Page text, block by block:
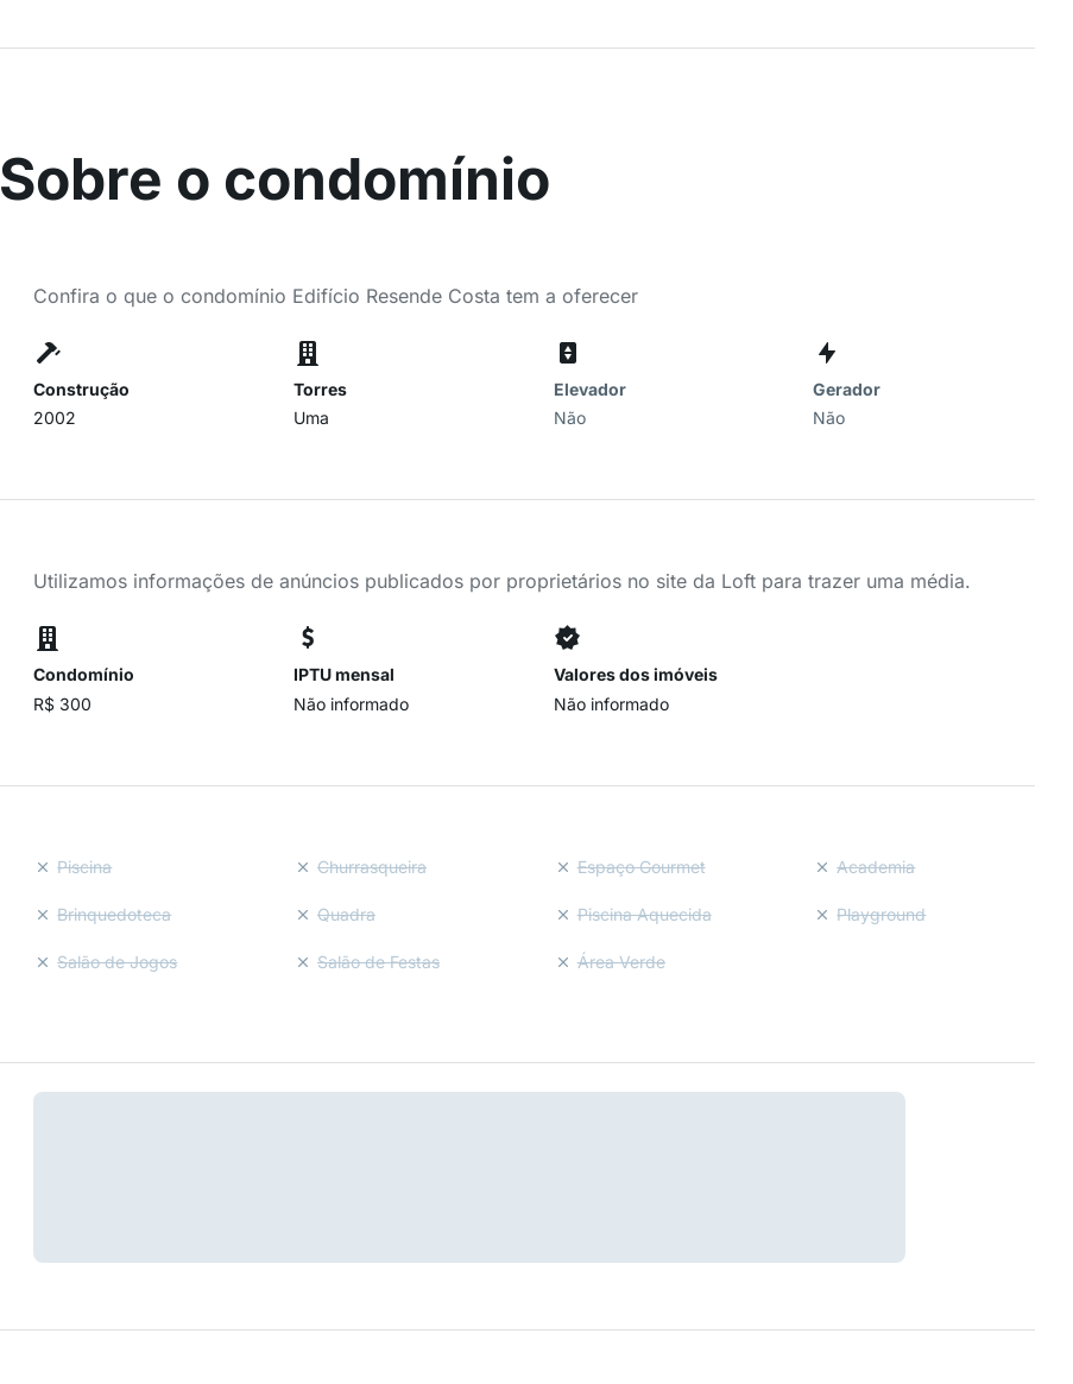
Sobre o condomínio
Confira o que o condomínio Edifício Resende Costa tem a oferecer
Construção
2002
Torres
Uma
Elevador
Não
Gerador
Não
Utilizamos informações de anúncios publicados por proprietários no site da Loft para trazer uma média.
Condomínio
R$ 300
IPTU mensal
Não informado
Valores dos imóveis
Não informado
Piscina Churrasqueira Espaço Gourmet Academia
Brinquedoteca Quadra Piscina Aquecida Playground
Salão de Jogos Salão de Festas Área Verde